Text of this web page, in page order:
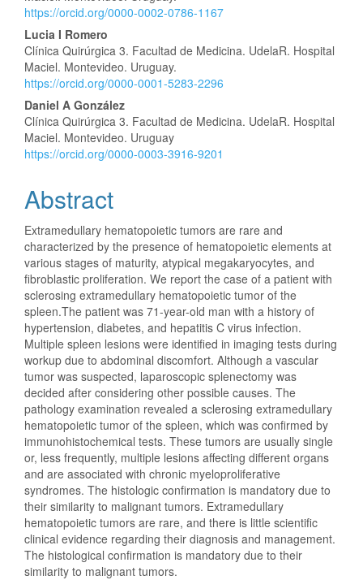
Content
https://orcid.org/0000-0002-0786-1167
Lucia I Romero
Clínica Quirúrgica 3. Facultad de Medicina. UdelaR. Hospital
Maciel. Montevideo. Uruguay.
https://orcid.org/0000-0001-5283-2296
Daniel A González
Clínica Quirúrgica 3. Facultad de Medicina. UdelaR. Hospital
Maciel. Montevideo. Uruguay
https://orcid.org/0000-0003-3916-9201
Abstract
Extramedullary hematopoietic tumors are rare and
characterized by the presence of hematopoietic elements at
various stages of maturity, atypical megakaryocytes, and
fibroblastic proliferation. We report the case of a patient with
sclerosing extramedullary hematopoietic tumor of the
spleen.The patient was 71-year-old man with a history of
hypertension, diabetes, and hepatitis C virus infection.
Multiple spleen lesions were identified in imaging tests during
workup due to abdominal discomfort. Although a vascular
tumor was suspected, laparoscopic splenectomy was
decided after considering other possible causes. The
pathology examination revealed a sclerosing extramedullary
hematopoietic tumor of the spleen, which was confirmed by
immunohistochemical tests. These tumors are usually single
or, less frequently, multiple lesions affecting different organs
and are associated with chronic myeloproliferative
syndromes. The histologic confirmation is mandatory due to
their similarity to malignant tumors. Extramedullary
hematopoietic tumors are rare, and there is little scientific
clinical evidence regarding their diagnosis and management.
The histological confirmation is mandatory due to their
similarity to malignant tumors.